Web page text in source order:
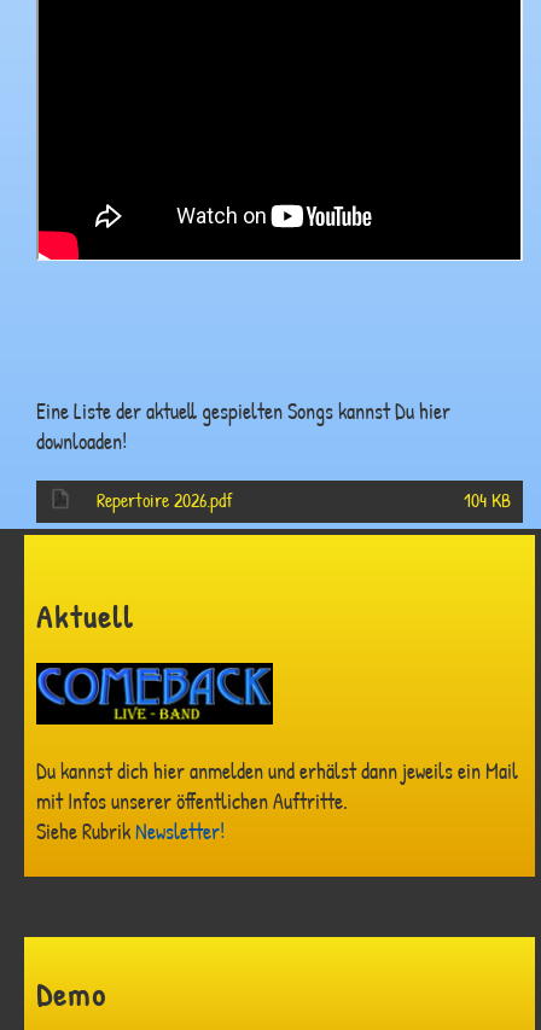
Eine Liste der aktuell gespielten Songs kannst Du hier
downloaden!
Repertoire 2026.pdf 104 KB
Aktuell
Du kannst dich hier anmelden und erhälst dann jeweils ein Mail
mit Infos unserer öffentlichen Auftritte.
Siehe RubrikNewsletter!
Demo